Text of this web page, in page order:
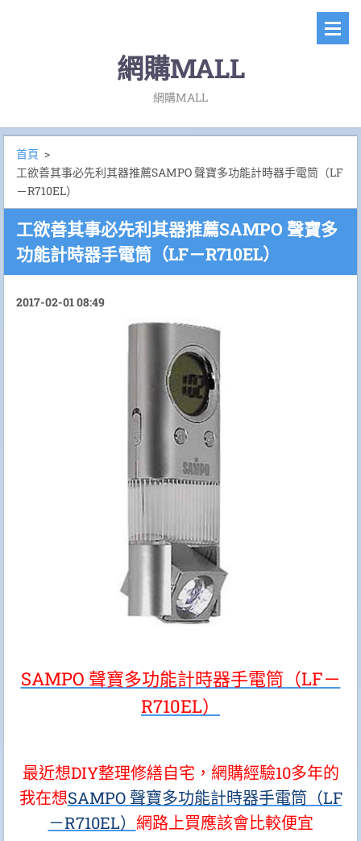
網購MALL
網購MALL
首頁 >
工欲善其事必先利其器推薦SAMPO 聲寶多功能計時器手電筒（LF
－R710EL）
工欲善其事必先利其器推薦SAMPO 聲寶多
功能計時器手電筒（LF－R710EL）
2017-02-01 08:49
SAMPO 聲寶多功能計時器手電筒（LF－
R710EL）
最近想DIY整理修繕自宅，網購經驗10多年的
我在想SAMPO 聲寶多功能計時器手電筒（LF
－R710EL） 網路上買應該會比較便宜